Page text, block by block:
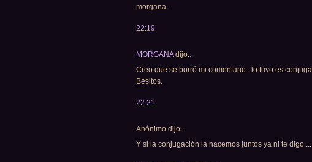
morgana.
22:19
MORGANAdijo...
Creo que se borró mi comentario...lo tuyo es
Besitos.
22:21
Anónimo dijo...
Y si la conjugación la hacemos juntos ya ni te digo ...